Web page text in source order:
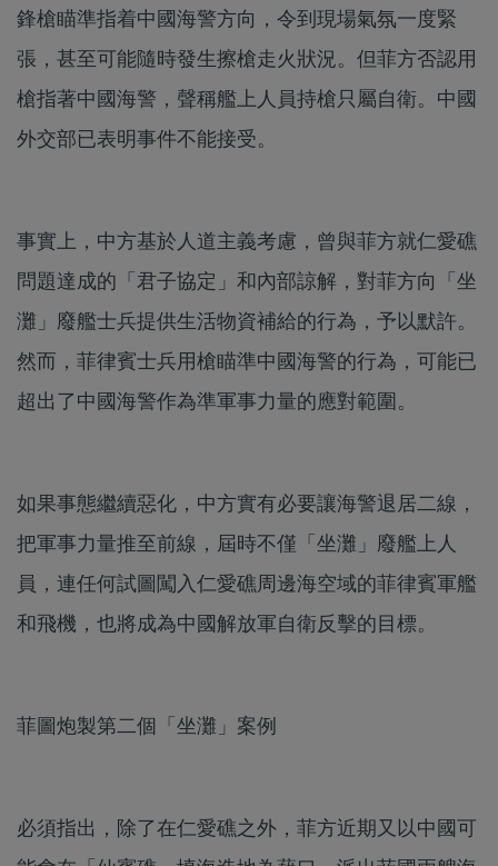
鋒槍瞄準指着中國海警方向，令到現場氣氛一度緊
張，甚至可能隨時發生擦槍走火狀況。但菲方否認用
槍指著中國海警，聲稱艦上人員持槍只屬自衛。中國
外交部已表明事件不能接受。
事實上，中方基於人道主義考慮，曾與菲方就仁愛礁
問題達成的「君子協定」和內部諒解，對菲方向「坐
灘」廢艦士兵提供生活物資補給的行為，予以默許。
然而，菲律賓士兵用槍瞄準中國海警的行為，可能已
超出了中國海警作為準軍事力量的應對範圍。
如果事態繼續惡化，中方實有必要讓海警退居二線，
把軍事力量推至前線，屆時不僅「坐灘」廢艦上人
員，連任何試圖闖入仁愛礁周邊海空域的菲律賓軍艦
和飛機，也將成為中國解放軍自衛反擊的目標。
菲圖炮製第二個「坐灘」案例
必須指出，除了在仁愛礁之外，菲方近期又以中國可